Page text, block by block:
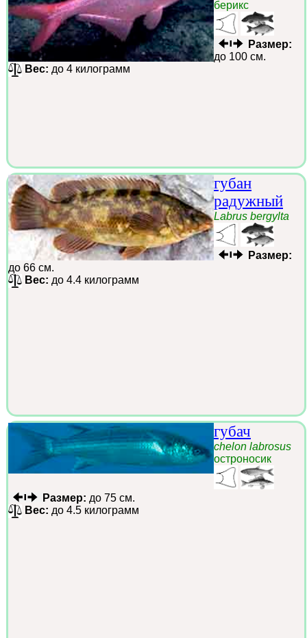
берикс
Размер:
до 100 см.
Вес: до 4 килограмм
губан
радужный
Labrus bergylta
Размер:
до 66 см.
Вес: до 4.4 килограмм
губач
chelon labrosus
остроносик
Размер: до 75 см.
Вес: до 4.5 килограмм